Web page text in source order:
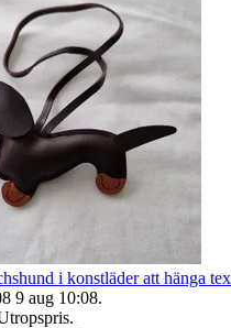
i konstläder att hänga
9 aug 10:08.
.